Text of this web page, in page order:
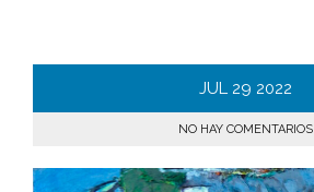
JUL 29 2022
NO HAY COMENTARIOS